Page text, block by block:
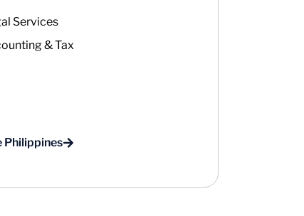
Services
& Tax
Philippines